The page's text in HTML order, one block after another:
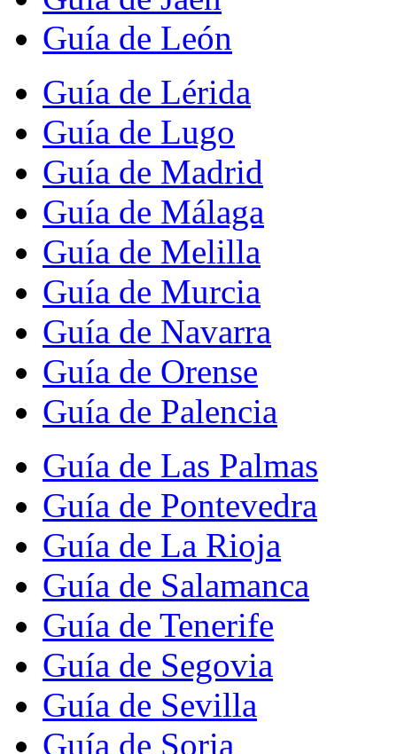
Guía de León
Guía de Lérida
Guía de Lugo
Guía de Madrid
Guía de Málaga
Guía de Melilla
Guía de Murcia
Guía de Navarra
Guía de Orense
Guía de Palencia
Guía de Las Palmas
Guía de Pontevedra
Guía de La Rioja
Guía de Salamanca
Guía de Tenerife
Guía de Segovia
Guía de Sevilla
Guía de Soria